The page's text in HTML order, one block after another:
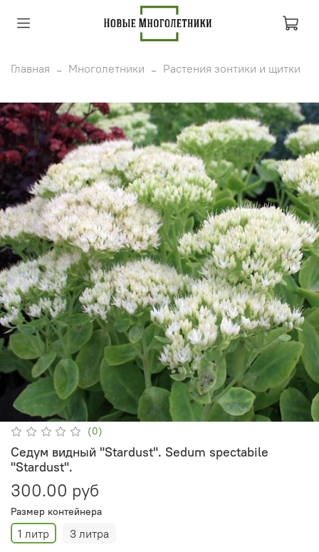
Главная Многолетники Растения зонтики и щитки
(0)
Седум видный "Stardust". Sedum spectabile
"Stardust".
300.00 руб
Размер контейнера
1 литр 3 литра